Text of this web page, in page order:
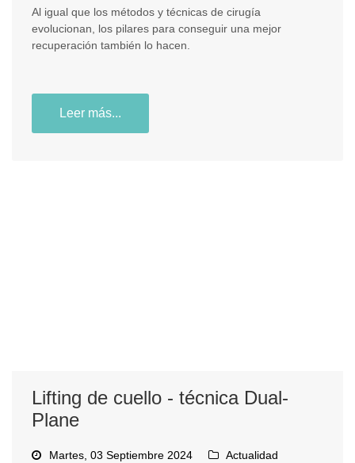
Al igual que los métodos y técnicas de cirugía
evolucionan, los pilares para conseguir una mejor
recuperación también lo hacen.
Leer más...
Lifting de cuello - técnica Dual-
Plane
Martes, 03 Septiembre 2024
Actualidad